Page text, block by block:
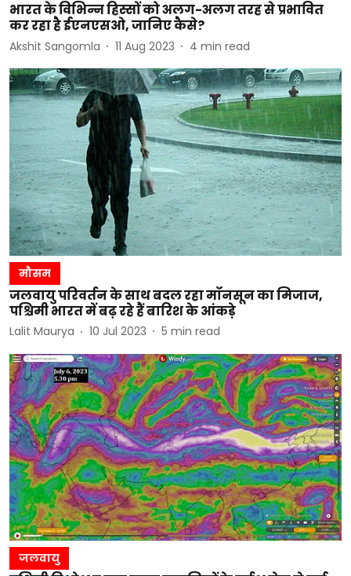
भारत के विभिन्न हिस्सों को अलग-अलग तरह से प्रभावित
कर रहा है ईएनएसओ, जानिए कैसे?
Akshit Sangomla 11 Aug 2023 4 min read
मौसम
जलवायु परिवर्तन के साथ बदल रहा मॉनसून का मिजाज,
पश्चिमी भारत में बढ़ रहे हैं बारिश के आंकड़े
Lalit Maurya 10 Jul 2023 5 min read
जलवायु